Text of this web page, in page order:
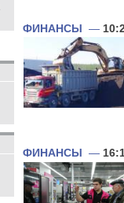
ФИНАНСЫ —
ФИНАНСЫ —